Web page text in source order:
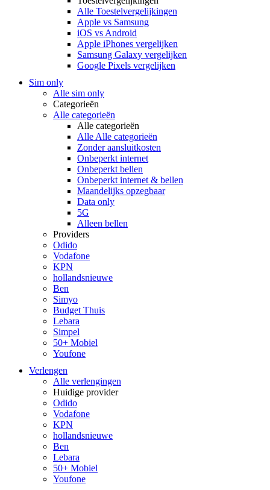
Alle Toestelvergelijkingen
Apple vs Samsung
iOS vs Android
Apple iPhones vergelijken
Samsung Galaxy vergelijken
Google Pixels vergelijken
Sim only
Alle sim only
Categorieën
Alle categorieën
Alle categorieën
Alle Alle categorieën
Zonder aansluitkosten
Onbeperkt internet
Onbeperkt bellen
Onbeperkt internet & bellen
Maandelijks opzegbaar
Data only
5G
Alleen bellen
Providers
Odido
Vodafone
KPN
hollandsnieuwe
Ben
Simyo
Budget Thuis
Lebara
Simpel
50+ Mobiel
Youfone
Verlengen
Alle verlengingen
Huidige provider
Odido
Vodafone
KPN
hollandsnieuwe
Ben
Lebara
50+ Mobiel
Youfone